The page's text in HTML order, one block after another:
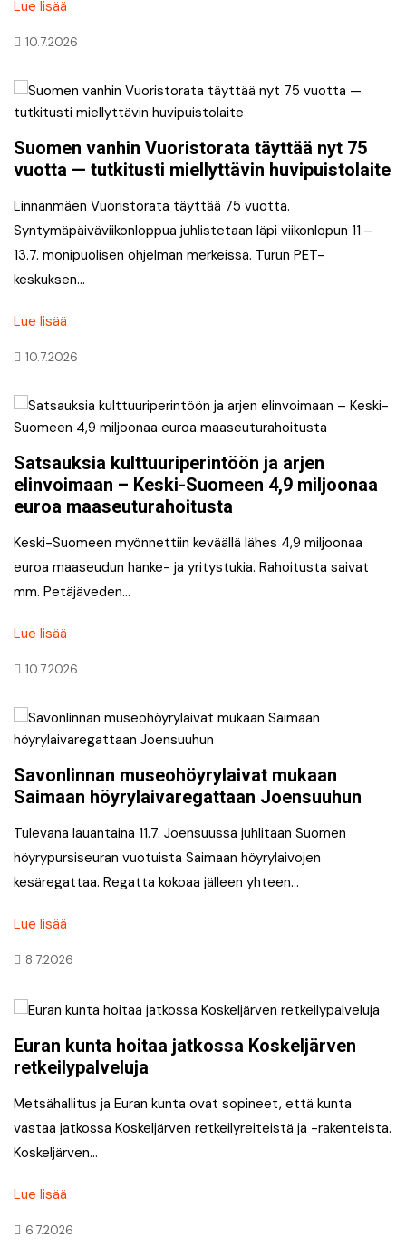
Lue lisää
10.7.2026
Suomen vanhin Vuoristorata täyttää nyt 75
vuotta — tutkitusti miellyttävin huvipuistolaite
Linnanmäen Vuoristorata täyttää 75 vuotta.
Syntymäpäiväviikonloppua juhlistetaan läpi viikonlopun 11.–
13.7. monipuolisen ohjelman merkeissä. Turun PET-
keskuksen…
Lue lisää
10.7.2026
Satsauksia kulttuuriperintöön ja arjen
elinvoimaan – Keski-Suomeen 4,9 miljoonaa
euroa maaseuturahoitusta
Keski-Suomeen myönnettiin keväällä lähes 4,9 miljoonaa
euroa maaseudun hanke- ja yritystukia. Rahoitusta saivat
mm. Petäjäveden…
Lue lisää
10.7.2026
Savonlinnan museohöyrylaivat mukaan
Saimaan höyrylaivaregattaan Joensuuhun
Tulevana lauantaina 11.7. Joensuussa juhlitaan Suomen
höyrypursiseuran vuotuista Saimaan höyrylaivojen
kesäregattaa. Regatta kokoaa jälleen yhteen…
Lue lisää
8.7.2026
Euran kunta hoitaa jatkossa Koskeljärven
retkeilypalveluja
Metsähallitus ja Euran kunta ovat sopineet, että kunta
vastaa jatkossa Koskeljärven retkeilyreiteistä ja -rakenteista.
Koskeljärven…
Lue lisää
6.7.2026